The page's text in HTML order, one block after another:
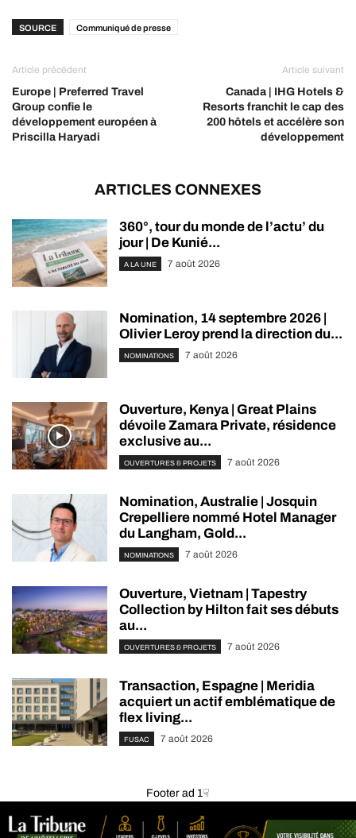
SOURCE Communiqué de presse
Article précédent
Europe | Preferred Travel
Group confie le
développement européen à
Priscilla Haryadi
Article suivant
Canada | IHG Hotels &
Resorts franchit le cap des
200 hôtels et accélère son
développement
ARTICLES CONNEXES
360°, tour du monde de l’actu’ du
jour | De Kunié...
A LA UNE 7 août 2026
Nomination, 14 septembre 2026 |
Olivier Leroy prend la direction du...
NOMINATIONS 7 août 2026
Ouverture, Kenya | Great Plains
dévoile Zamara Private, résidence
exclusive au...
OUVERTURES & PROJETS 7 août 2026
Nomination, Australie | Josquin
Crepelliere nommé Hotel Manager
du Langham, Gold...
NOMINATIONS 7 août 2026
Ouverture, Vietnam | Tapestry
Collection by Hilton fait ses débuts
au...
OUVERTURES & PROJETS 7 août 2026
Transaction, Espagne | Meridia
acquiert un actif emblématique de
flex living...
FUSAC 7 août 2026
Footer ad 1☟